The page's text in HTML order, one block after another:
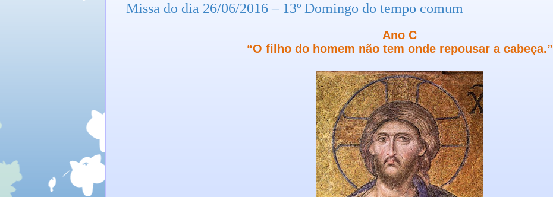
Missa do dia 26/06/2016 – 13º Domingo do tempo comum
Ano C
“O filho do homem não tem onde repousar a cabeça.”